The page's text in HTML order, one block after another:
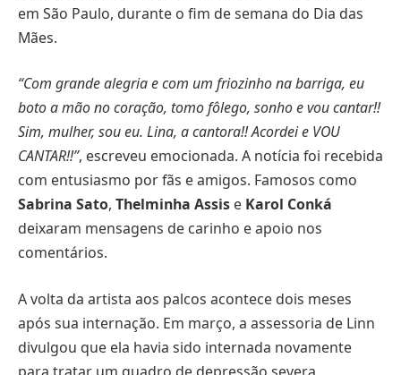
em São Paulo, durante o fim de semana do Dia das
Mães.
“Com grande alegria e com um friozinho na barriga, eu
boto a mão no coração, tomo fôlego, sonho e vou cantar!!
Sim, mulher, sou eu. Lina, a cantora!! Acordei e VOU
CANTAR!!”, escreveu emocionada. A notícia foi recebida
com entusiasmo por fãs e amigos. Famosos como
Sabrina Sato, Thelminha Assis e Karol Conká
deixaram mensagens de carinho e apoio nos
comentários.
A volta da artista aos palcos acontece dois meses
após sua internação. Em março, a assessoria de Linn
divulgou que ela havia sido internada novamente